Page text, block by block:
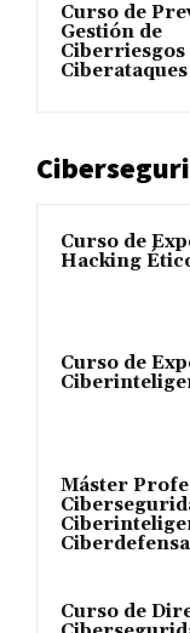
Curso de
Gestión de
Ciberriesgos
Ciberataques
Curso de
Hacking
Curso de
Máster
Ciberdefensa
Curso de